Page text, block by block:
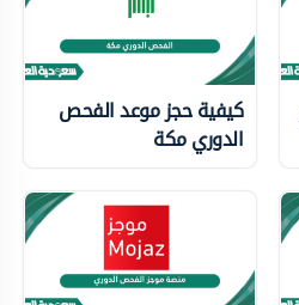
كيفية حجز موعد الفحص
الدوري مكة